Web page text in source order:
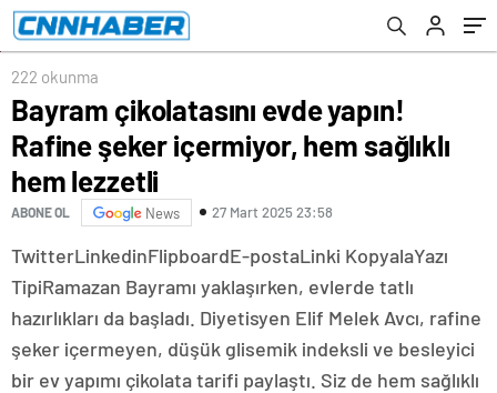
222 okunma
Bayram çikolatasını evde yapın!
Rafine şeker içermiyor, hem sağlıklı
hem lezzetli
ABONE OL News 27 Mart 2025 23:58
TwitterLinkedinFlipboardE-postaLinki KopyalaYazı
TipiRamazan Bayramı yaklaşırken, evlerde tatlı
hazırlıkları da başladı. Diyetisyen Elif Melek Avcı, rafine
şeker içermeyen, düşük glisemik indeksli ve besleyici
bir ev yapımı çikolata tarifi paylaştı. Siz de hem sağlıklı